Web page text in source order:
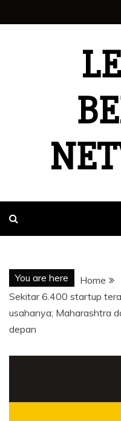
to
You are here Home
Sekitar 6.400 startup
usahanya; Maharashtra
depan